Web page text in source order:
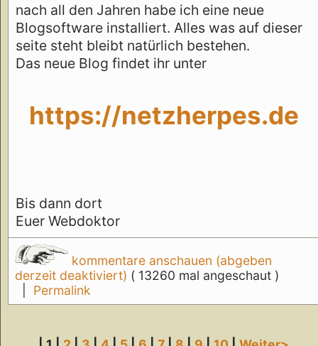
nach all den Jahren habe ich eine neue
Blogsoftware installiert. Alles was auf dieser
seite steht bleibt natürlich bestehen.
Das neue Blog findet ihr unter
https://netzherpes.de
Bis dann dort
Euer Webdoktor
kommentare anschauen (abgeben
derzeit deaktiviert) ( 13260 mal angeschaut )
Permalink